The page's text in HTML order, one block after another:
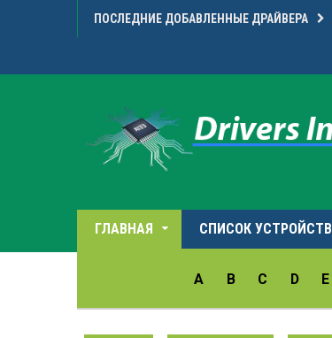
ПОСЛЕДНИЕ ДОБАВЛЕННЫЕ ДРАЙВЕРА
ГЛАВНАЯ СПИСОК УСТРОЙСТВ
A B C D E